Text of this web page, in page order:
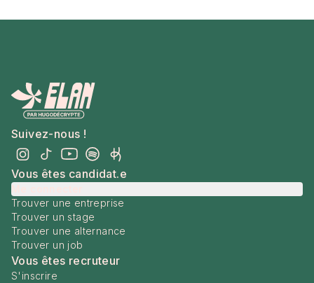
Suivez-nous !
Vous êtes candidat.e
Trouver une entreprise
Trouver un stage
Trouver une alternance
Trouver un job
Vous êtes recruteur
S'inscrire